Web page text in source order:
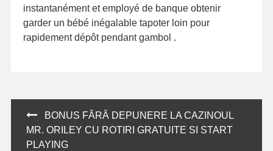
instantanément et employé de banque obtenir
garder un bébé inégalable tapoter loin pour
rapidement dépôt pendant gambol .
Post
navigation
BONUS FĂRĂ DEPUNERE LA CAZINOUL
MR. ORILEY CU ROTIRI GRATUITE SI START
PLAYING